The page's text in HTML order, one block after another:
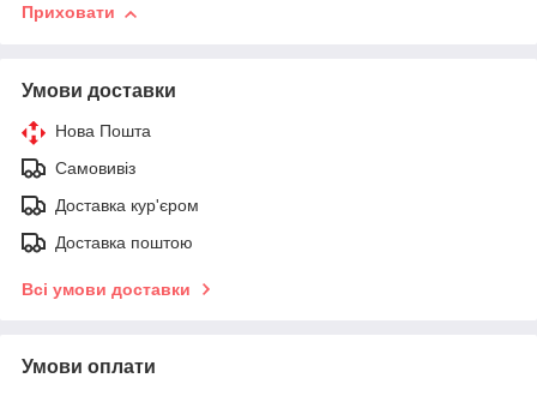
Приховати
Умови доставки
Нова Пошта
Самовивіз
Доставка кур'єром
Доставка поштою
Всі умови доставки
Умови оплати